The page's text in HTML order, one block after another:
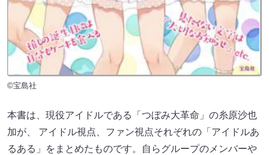
©宝島社
本書は、現役アイドルである「つぼみ大革命」の糸原沙也
加が、 アイドル視点、ファン視点それぞれの「アイドルあ
るある」をまとめたものです。自らグループのメンバーや